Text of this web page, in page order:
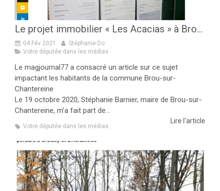
Le projet immobilier « Les Acacias » à Brou-sur-Chantereine - l’article du Magjournal sur le sujet
04 Fév 2021
Stéphanie Do
Votre députée dans les médias
Le magjournal77 a consacré un article sur ce sujet
impactant les habitants de la commune Brou-sur-
Chantereine
Le 19 octobre 2020, Stéphanie Barnier, maire de Brou-sur-
Chantereine, m’a fait part de...
Lire l'article
Votre députée dans les médias.